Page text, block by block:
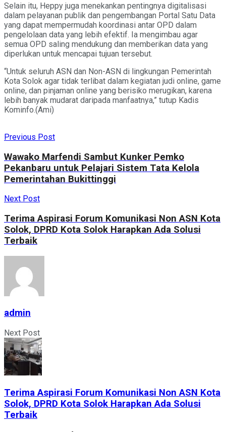
Selain itu, Heppy juga menekankan pentingnya digitalisasi
dalam pelayanan publik dan pengembangan Portal Satu Data
yang dapat mempermudah koordinasi antar OPD dalam
pengelolaan data yang lebih efektif. Ia mengimbau agar
semua OPD saling mendukung dan memberikan data yang
diperlukan untuk mencapai tujuan tersebut.
“Untuk seluruh ASN dan Non-ASN di lingkungan Pemerintah
Kota Solok agar tidak terlibat dalam kegiatan judi online, game
online, dan pinjaman online yang berisiko merugikan, karena
lebih banyak mudarat daripada manfaatnya,” tutup Kadis
Kominfo.(Ami)
Previous Post
Wawako Marfendi Sambut Kunker Pemko
Pekanbaru untuk Pelajari Sistem Tata Kelola
Pemerintahan Bukittinggi
Next Post
Terima Aspirasi Forum Komunikasi Non ASN Kota
Solok, DPRD Kota Solok Harapkan Ada Solusi
Terbaik
admin
Next Post
Terima Aspirasi Forum Komunikasi Non ASN Kota
Solok, DPRD Kota Solok Harapkan Ada Solusi
Terbaik